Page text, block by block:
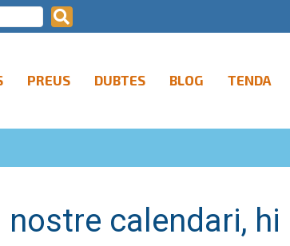
PREUS DUBTES BLOG TENDA
calendari, hi